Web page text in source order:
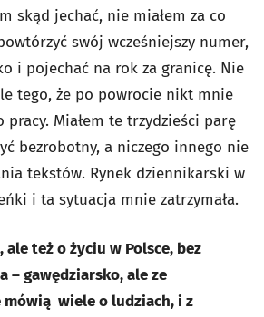
skąd jechać, nie miałem za co
swój wcześniejszy numer,
i pojechać na rok za granicę. Nie
tego, że po powrocie nikt mnie
Miałem te trzydzieści parę
bezrobotny, a niczego innego nie
tekstów. Rynek dziennikarski w
i ta sytuacja mnie zatrzymała.
ale też o życiu w Polsce, bez
– gawędziarsko, ale ze
mówią wiele o ludziach, i z